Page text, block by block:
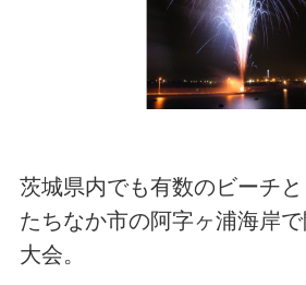
茨城県内でも有数のビーチ
たちなか市の阿字ヶ浦海岸
大会。